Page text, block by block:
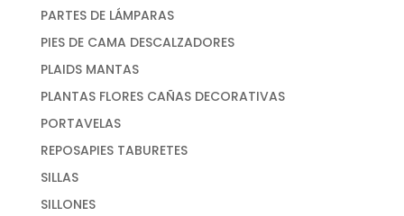
PARTES DE LÁMPARAS
PIES DE CAMA DESCALZADORES
PLAIDS MANTAS
PLANTAS FLORES CAÑAS DECORATIVAS
PORTAVELAS
REPOSAPIES TABURETES
SILLAS
SILLONES